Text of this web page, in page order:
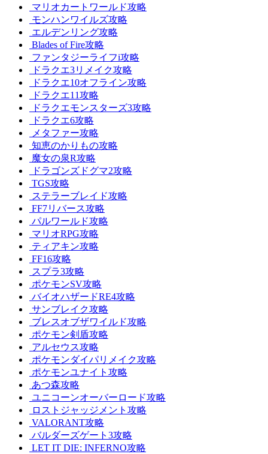
マリオカートワールド攻略
モンハンワイルズ攻略
エルデンリング攻略
Blades of Fire攻略
ファンタジーライフi攻略
ドラクエ3リメイク攻略
ドラクエ10オフライン攻略
ドラクエ11攻略
ドラクエモンスターズ3攻略
ドラクエ6攻略
メタファー攻略
知恵のかりもの攻略
魔女の泉R攻略
ドラゴンズドグマ2攻略
TGS攻略
ステラーブレイド攻略
FF7リバース攻略
パルワールド攻略
マリオRPG攻略
ティアキン攻略
FF16攻略
スプラ3攻略
ポケモンSV攻略
バイオハザードRE4攻略
サンブレイク攻略
ブレスオブザワイルド攻略
ポケモン剣盾攻略
アルセウス攻略
ポケモンダイパリメイク攻略
ポケモンユナイト攻略
あつ森攻略
ユニコーンオーバーロード攻略
ロストジャッジメント攻略
VALORANT攻略
バルダーズゲート3攻略
LET IT DIE: INFERNO攻略